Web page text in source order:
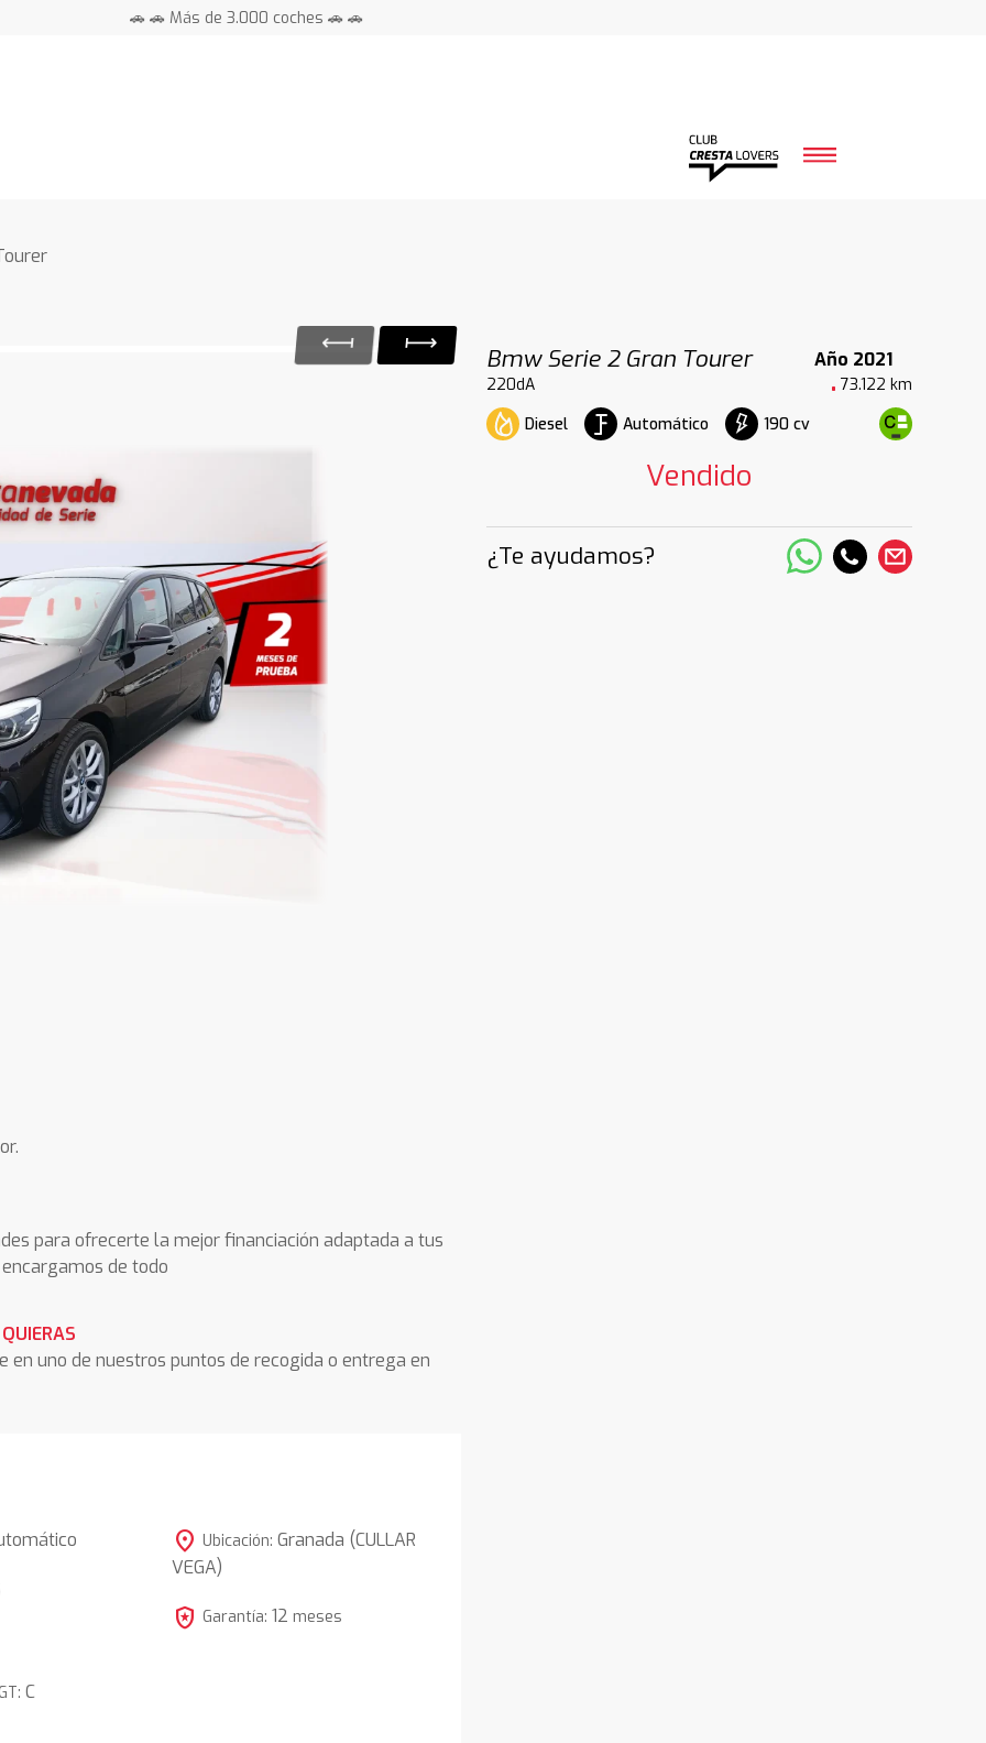
🚗 🚗 Más de 3.000 coches 🚗 🚗
Bmw Serie 2 Gran Tourer
Año 2021
220dA
73.122 km
Diesel
Automático 190 cv
Vendido
¿Te ayudamos?
para ofrecerte la mejor financiación adaptada a tus
de todo
uno de nuestros puntos de recogida o entrega en
C
location_on Ubicación: Granada (CULLAR
VEGA)
local_police Garantía: 12 meses